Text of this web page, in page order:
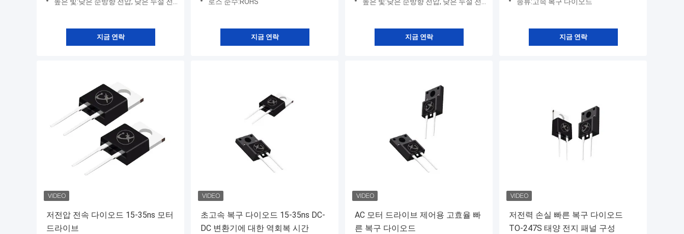
높은 빛:낮은 순방향 전압, 낮은 누설 전류, 무연 패키지를 사용할 수 있습니다. 고효율, 낮은 VF, 높은 전류 성능 ● 높은 서지 전류 성능, 낮은 전력 손실, RoHS 규격 준수
지금 연락
로스 준수:ROHS
지금 연락
높은 빛:낮은 순방향 전압, 낮은 누설 전류, 무연 패키지를 사용할 수 있습니다. 고효율, 낮은 VF, 높은 전류 성능 ● 높은 서지 전류 성능, 낮은 전력 손실, RoHS 규격 준수
지금 연락
종류:고속 복구 다이오드
지금 연락
저전압 전속 다이오드 15-35ns 모터
드라이브
초고속 복구 다이오드 15-35ns DC-
DC 변환기에 대한 역회복 시간
AC 모터 드라이브 제어용 고효율 빠
른 복구 다이오드
저전력 손실 빠른 복구 다이오드
TO-247S 태양 전지 패널 구성